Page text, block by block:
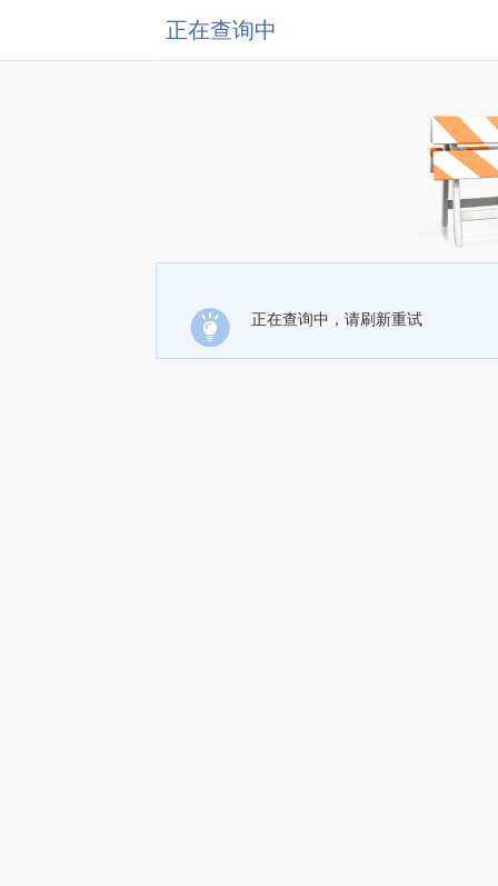
正在查询中
正在查询中，请刷新重试